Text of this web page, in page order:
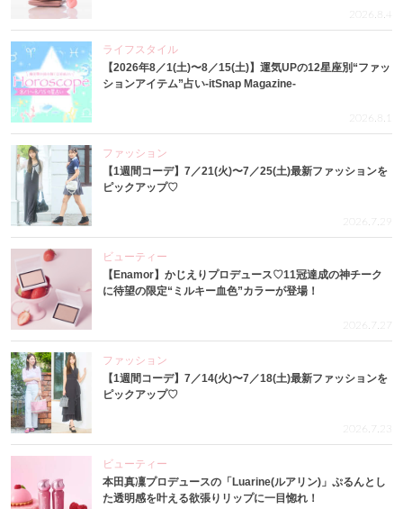
2026.8.4
ライフスタイル
【2026年8／1(土)〜8／15(土)】運気UPの12星座別“ファッ
ションアイテム”占い-itSnap Magazine-
2026.8.1
ファッション
【1週間コーデ】7／21(火)〜7／25(土)最新ファッションを
ピックアップ♡
2026.7.29
ビューティー
【Enamor】かじえりプロデュース♡11冠達成の神チーク
に待望の限定“ミルキー血色”カラーが登場！
2026.7.27
ファッション
【1週間コーデ】7／14(火)〜7／18(土)最新ファッションを
ピックアップ♡
2026.7.23
ビューティー
本田真凜プロデュースの「Luarine(ルアリン)」ぷるんとし
た透明感を叶える欲張りリップに一目惚れ！